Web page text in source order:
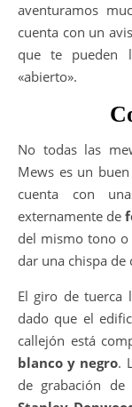
aventuramos
cuenta con un
que te pueden
«abierto».
No todas las
Mews es un
cuenta con
externamente de
del mismo tono o
dar una chispa de
El giro de tuerca
dado que el
callejón está
blanco y negro.
de grabación